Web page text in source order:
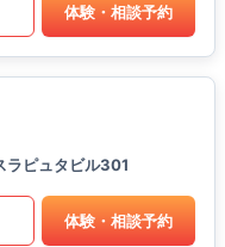
体験・相談予約
ラピュタビル301
体験・相談予約